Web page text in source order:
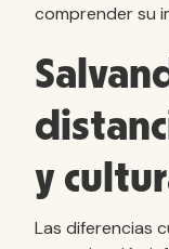
comprender su
y
Las diferencias